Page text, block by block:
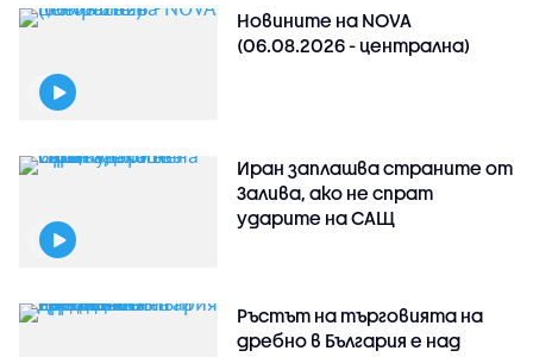
Новините на NOVA
(06.08.2026 - централна)
Иран заплашва страните от
Залива, ако не спрат
ударите на САЩ
Ръстът на търговията на
дребно в България е над